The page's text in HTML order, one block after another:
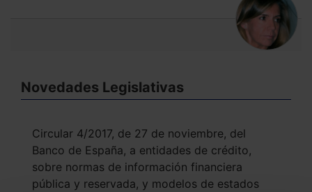
Novedades Legislativas
Circular 4/2017, de 27 de noviembre, del
Banco de España, a entidades de crédito,
sobre normas de información financiera
pública y reservada, y modelos de estados